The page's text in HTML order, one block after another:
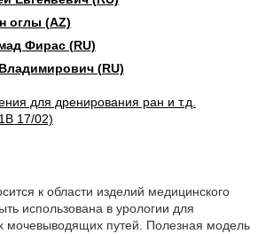
оглы (AZ)
Фирас (RU)
(RU)
для дренирования ран и т.д.
17/02)
к области изделий медицинского
использована в урологии для
мочевыводящих путей. Полезная модель